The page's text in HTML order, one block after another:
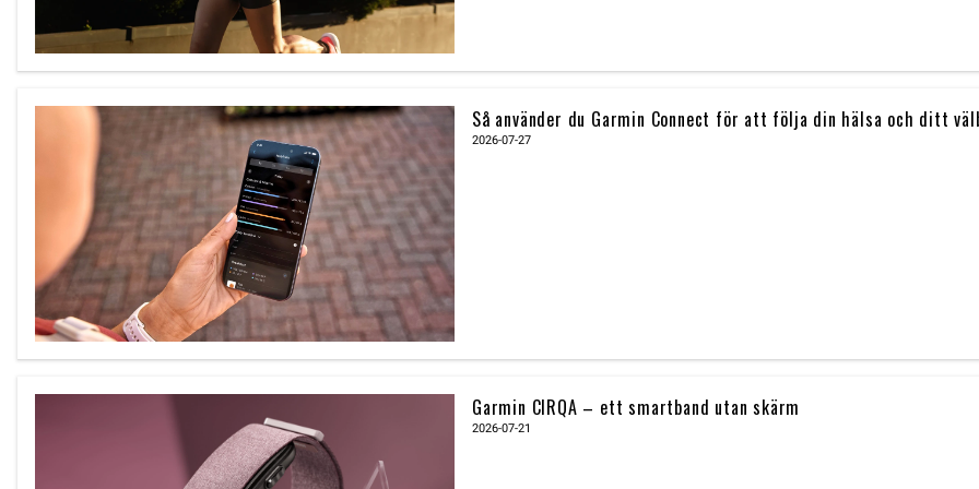
Så använder du Garmin Connect för att följa din hälsa och ditt
2026-07-27
Garmin CIRQA – ett smartband utan skärm
2026-07-21